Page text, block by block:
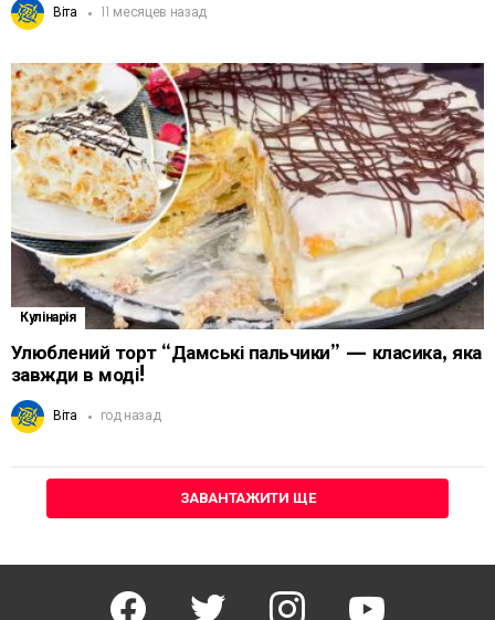
Віта 11 месяцев назад
Кулінарія
Улюблений торт “Дамські пальчики” — класика, яка
завжди в моді!
Віта год назад
ЗАВАНТАЖИТИ ЩЕ
facebook twitter instagram youtube